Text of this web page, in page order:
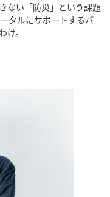
ない「防災」という課題
タルにサポートするパ
。